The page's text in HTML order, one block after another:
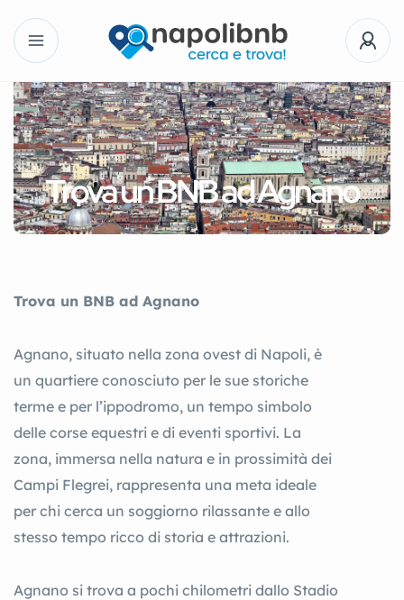
Trova un BNB ad Agnano
Trova un BNB ad Agnano
Agnano, situato nella zona ovest di Napoli, è
un quartiere conosciuto per le sue storiche
terme e per l’ippodromo, un tempo simbolo
delle corse equestri e di eventi sportivi. La
zona, immersa nella natura e in prossimità dei
Campi Flegrei, rappresenta una meta ideale
per chi cerca un soggiorno rilassante e allo
stesso tempo ricco di storia e attrazioni.
Agnano si trova a pochi chilometri dallo Stadio